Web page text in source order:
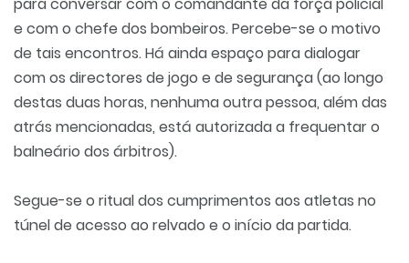
e com o chefe dos bombeiros. Percebe-se o motivo
de tais encontros. Há ainda espaço para dialogar
com os directores de jogo e de segurança (ao longo
destas duas horas, nenhuma outra pessoa, além das
atrás mencionadas, está autorizada a frequentar o
balneário dos árbitros).
Segue-se o ritual dos cumprimentos aos atletas no
túnel de acesso ao relvado e o início da partida.